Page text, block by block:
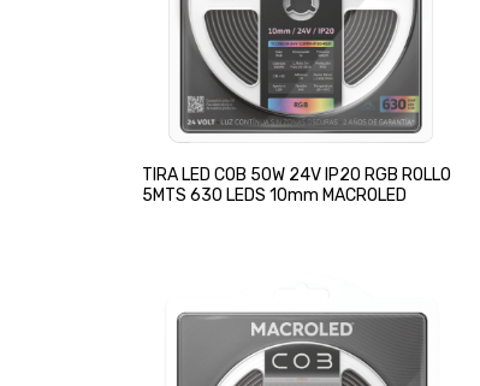
TIRA LED COB 50W 24V IP20 RGB ROLLO
5MTS 630 LEDS 10mm MACROLED